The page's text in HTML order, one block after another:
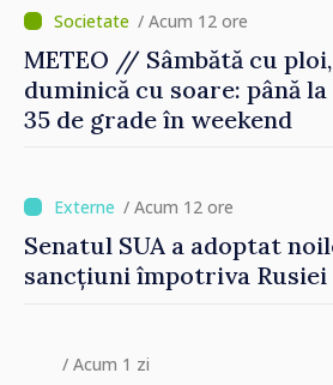
/ Acum 12 ore
METEO // Sâmbătă cu ploi,
duminică cu soare: până la
35 de grade în weekend
/ Acum 12 ore
Senatul SUA a adoptat
sancțiuni împotriva Rusiei
/ Acum 1 zi